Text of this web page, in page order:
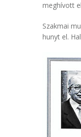
meghívott
Szakmai
hunyt el.